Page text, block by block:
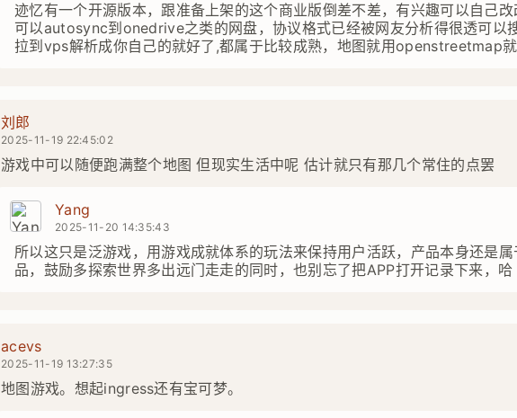
迹忆有一个开源版本，跟准备上架的这个商业版倒差不差，有兴趣可以自己
可以autosync到onedrive之类的网盘，协议格式已经被网友分析得很透可以
拉到vps解析成你自己的就好了,都属于比较成熟，地图就用openstreetmap
刘郎
2025-11-19 22:45:02
游戏中可以随便跑满整个地图 但现实生活中呢 估计就只有那几个常住的点罢
Yang
2025-11-20 14:35:43
所以这只是泛游戏，用游戏成就体系的玩法来保持用户活跃，产品本身还是
品，鼓励多探索世界多出远门走走的同时，也别忘了把APP打开记录下来，哈
acevs
2025-11-19 13:27:35
地图游戏。想起ingress还有宝可梦。